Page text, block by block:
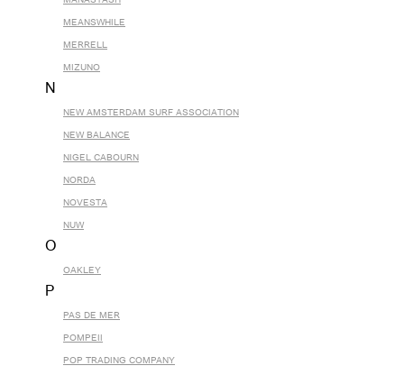
MEANSWHILE
MERRELL
MIZUNO
N
NEW AMSTERDAM SURF ASSOCIATION
NEW BALANCE
NIGEL CABOURN
NORDA
NOVESTA
NUW
O
OAKLEY
P
PAS DE MER
POMPEII
POP TRADING COMPANY